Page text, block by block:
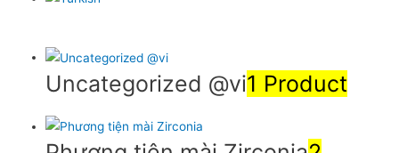
Uncategorized @vi1 Product